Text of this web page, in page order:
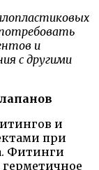
и
с другими
и
при
Фитинги